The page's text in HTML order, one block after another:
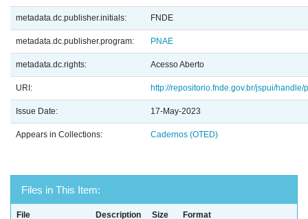
metadata.dc.publisher.initials: FNDE
metadata.dc.publisher.program: PNAE
metadata.dc.rights: Acesso Aberto
URI: http://repositorio.fnde.gov.br/jspui/handle/
Issue Date: 17-May-2023
Appears in Collections: Cadernos (OTED)
Files in This Item:
File Description Size Format